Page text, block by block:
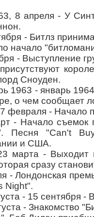
- У Синтии
- Битлз
начало
Сноуден.
- январь 1964 -
о чем сообщает
- Начало
съемок
Песня "Can't
и США.
Выходит
сразу
Night".
- 15 сентября -
- Знакомство